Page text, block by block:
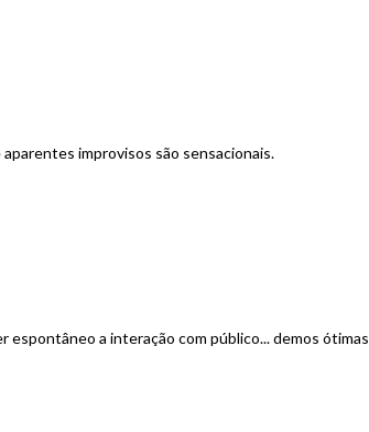
improvisos são sensacionais.
a interação com público... demos ótimas